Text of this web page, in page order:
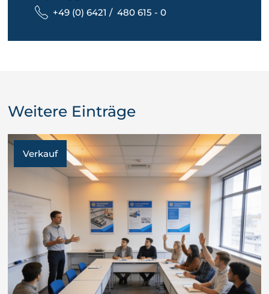
+49 (0) 6421 / 480 615 - 0
Weitere Einträge
Verkauf